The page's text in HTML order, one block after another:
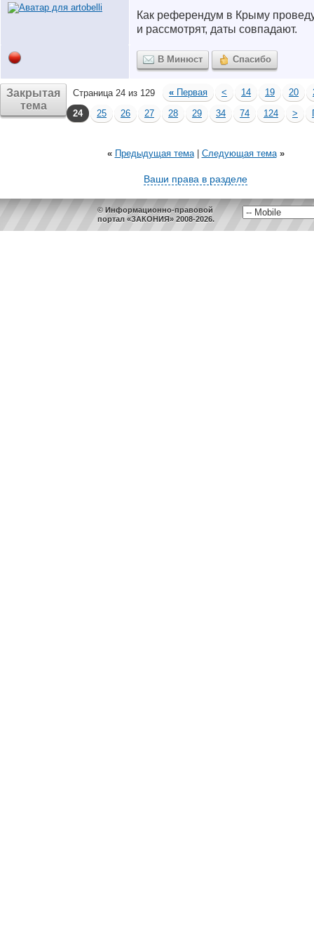
Как референдум в Крыму
и рассмотрят, даты совпадают.
В Минюст Спасибо
Закрытая
тема
Страница 24 из 129 « Первая < 14 19 20
24
25 26 27 28 29 34 74 124 >
« Предыдущая тема| Следующая тема »
Ваши права в разделе
© Информационно-правовой
портал «ЗАКОНИЯ» 2008-2026.